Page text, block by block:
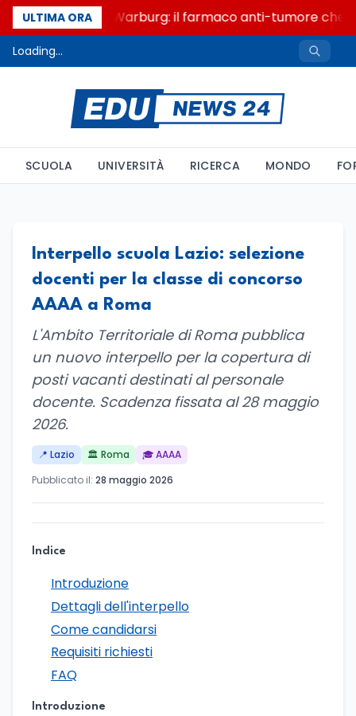
ULTIMA ORA
Un secolo di Warburg: il farmaco anti-tumore che
Loading...
SCUOLA UNIVERSITÀ RICERCA MONDO
Interpello scuola Lazio: selezione
docenti per la classe di concorso
AAAA a Roma
L'Ambito Territoriale di Roma pubblica
un nuovo interpello per la copertura di
posti vacanti destinati al personale
docente. Scadenza fissata al 28 maggio
2026.
📍 Lazio 🏛️ Roma
🎓 AAAA
Pubblicato il: 28 maggio 2026
Indice
Introduzione
Dettagli dell'interpello
Come candidarsi
Requisiti richiesti
FAQ
Introduzione